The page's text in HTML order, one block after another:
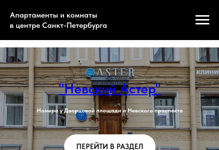
Апартаменты и комнаты
в центре Санкт-Петербурга
"Невский Астер"
Номера у Дворцовой площади и Невского проспекта
ПЕРЕЙТИ В РАЗДЕЛ